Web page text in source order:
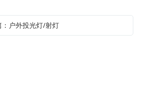
：户外投光灯/射灯